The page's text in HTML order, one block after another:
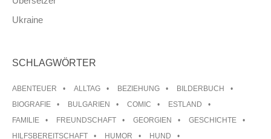
Ukraine
SCHLAGWÖRTER
ABENTEUER ALLTAG BEZIEHUNG
BILDERBUCH
BIOGRAFIE
BULGARIEN COMIC
ESTLAND
FAMILIE
FREUNDSCHAFT GEORGIEN
GESCHICHTE
HILFSBEREITSCHAFT
HUMOR
HUND